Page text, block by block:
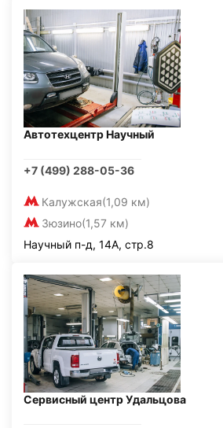
Автотехцентр Научный
+7 (499) 288-05-36
Калужская(1,09 км)
Зюзино(1,57 км)
Научный п-д, 14А, стр.8
Сервисный центр Удальцова